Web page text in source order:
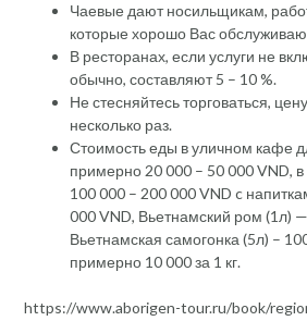
Чаевые дают носильщикам,
которые хорошо Вас
В ресторанах, если услуги не
обычно, составляют 5 – 10 %.
Не стесняйтесь торговаться,
несколько раз.
Стоимость еды в уличном кафе
примерно 20 000 – 50 000 VND,
100 000 – 200 000 VND c
000 VND, Вьетнамский ром (1л)
Вьетнамская самогонка (5л) –
примерно 10 000 за 1 кг.
https://www.aborigen-tour.ru/book/